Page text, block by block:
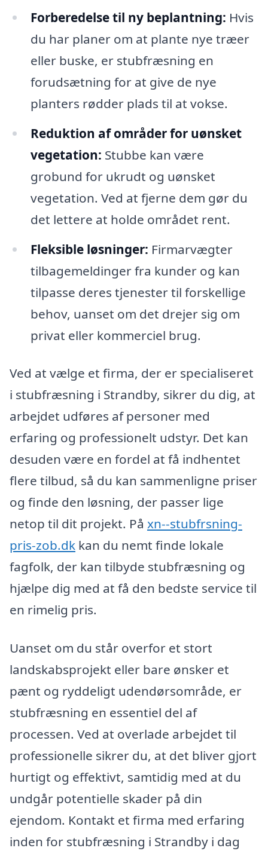
Forberedelse til ny beplantning: Hvis
du har planer om at plante nye træer
eller buske, er stubfræsning en
forudsætning for at give de nye
planters rødder plads til at vokse.
Reduktion af områder for uønsket
vegetation: Stubbe kan være
grobund for ukrudt og uønsket
vegetation. Ved at fjerne dem gør du
det lettere at holde området rent.
Fleksible løsninger: Firmarvægter
tilbagemeldinger fra kunder og kan
tilpasse deres tjenester til forskellige
behov, uanset om det drejer sig om
privat eller kommerciel brug.
Ved at vælge et firma, der er specialiseret
i stubfræsning i Strandby, sikrer du dig, at
arbejdet udføres af personer med
erfaring og professionelt udstyr. Det kan
desuden være en fordel at få indhentet
flere tilbud, så du kan sammenligne priser
og finde den løsning, der passer lige
netop til dit projekt. På xn--stubfrsning-
pris-zob.dk kan du nemt finde lokale
fagfolk, der kan tilbyde stubfræsning og
hjælpe dig med at få den bedste service til
en rimelig pris.
Uanset om du står overfor et stort
landskabsprojekt eller bare ønsker et
pænt og ryddeligt udendørsområde, er
stubfræsning en essentiel del af
processen. Ved at overlade arbejdet til
professionelle sikrer du, at det bliver gjort
hurtigt og effektivt, samtidig med at du
undgår potentielle skader på din
ejendom. Kontakt et firma med erfaring
inden for stubfræsning i Strandby i dag